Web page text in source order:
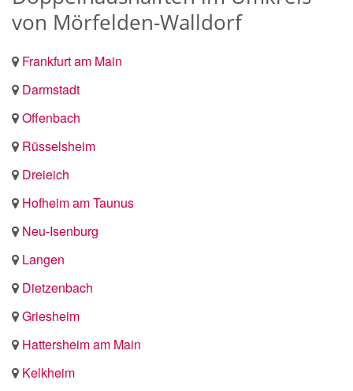
von Mörfelden-Walldorf
Frankfurt am Main
Darmstadt
Offenbach
Rüsselsheim
Dreieich
Hofheim am Taunus
Neu-Isenburg
Langen
Dietzenbach
Griesheim
Hattersheim am Main
Kelkheim